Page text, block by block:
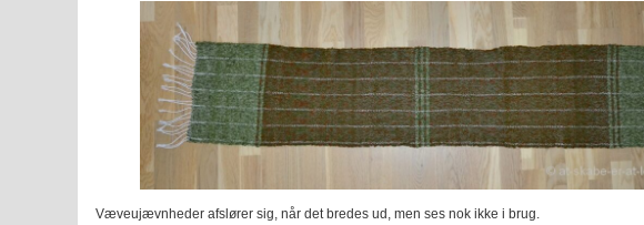
Væveujævnheder afslører sig, når det bredes ud, men ses nok ikke i brug.